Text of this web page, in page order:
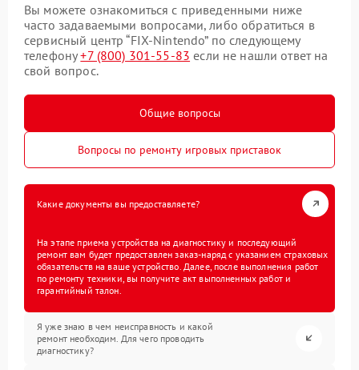
Вы можете ознакомиться с приведенными ниже
часто задаваемыми вопросами, либо обратиться в
сервисный центр “FIX-Nintendo” по следующему
телефону+7 (800) 301-55-83 если не нашли ответ на
свой вопрос.
Общие вопросы
Вопросы по ремонту игровых приставок
Какие документы вы предоставляете?
На этапе приема устройства на диагностику и последующий
ремонт вам будет предоставлен заказ-наряд с указанием страховых
обязательств на ваше устройство. Далее, после выполнения работ
по ремонту техники, вы получите акт выполненных работ и
гарантийный талон.
Я уже знаю в чем неисправность и какой
ремонт необходим. Для чего проводить
диагностику?